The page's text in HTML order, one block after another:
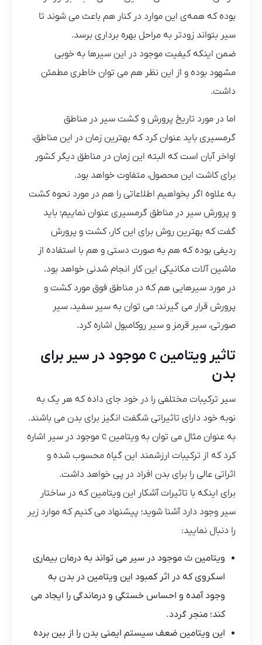
بوده که همه‌ی این موارد در کنار هم باعث می شوند تا
سیر بتواند زودتر به مراحل بهره برداری برسد.
ضمن اینکه کیفیت موجود در این سیرها به خوبی
مشهود بوده و از این نظر هم می توان خاطری مطمئن
داشت.
اما در مورد تاریخ پرورش و کشت سیر در مناطق
گرمسیری باید عنوان کرد که بهترین زمان در این مناطق،
اواخر آبان است که البته این زمان در مناطق دیگر کشور
برای کاشت این محصول، متفاوت خواهد بود.
به علاوه اگر بخواهیم اطلاعاتی را هم در مورد نحوه کشت
و پرورش سیر در مناطق گرمسیری عنوان نماییم؛ باید
گفت که بهترین روش برای این کار، کشت و پرورش
ردیفی بوده که هم به صورت دستی و هم با استفاده از
ماشین آلات مکانیکی این کار انجام شدنی خواهد بود.
در مورد سیرهایی هم که در مناطق فوق مورد کشت و
پرورش قرار می گیرند؛ می توان به سیر سفید، سیر
صورتی، سیر قرمز و سیر روکامبول اشاره کرد.
تاثیر ویتامین c موجود در سیر برای
بدن
سیر ترکیبات مختلفی را در خود جای داده که هر یک به
نوبه خود دارای تاثیراتی شگفت انگیز برای بدن می باشند.
به عنوان مثال می توان به ویتامین c موجود در سیر اشاره
کرد که از ترکیبات ارزشمند این گیاه محسوب شده و
اثراتی عالی را برای بدن افراد در پی خواهد داشت.
برای اینکه با تاثیرات آشکار این ویتامین که در ساختار
سیر وجود دارد آشنا شوید؛ پیشنهاد می کنیم که موارد زیر
را دنبال نمایید:
ویتامین ث موجود در سیر می تواند به درمان بیماری
اسکروی که در اثر کمبود این ویتامین در بدن به
وجود آمده و احساس خستگی و درماندگی را ایجاد می
کند؛ منجر گردد.
این ویتامین ضعف سیستم ایمنی بدن را از بین برده